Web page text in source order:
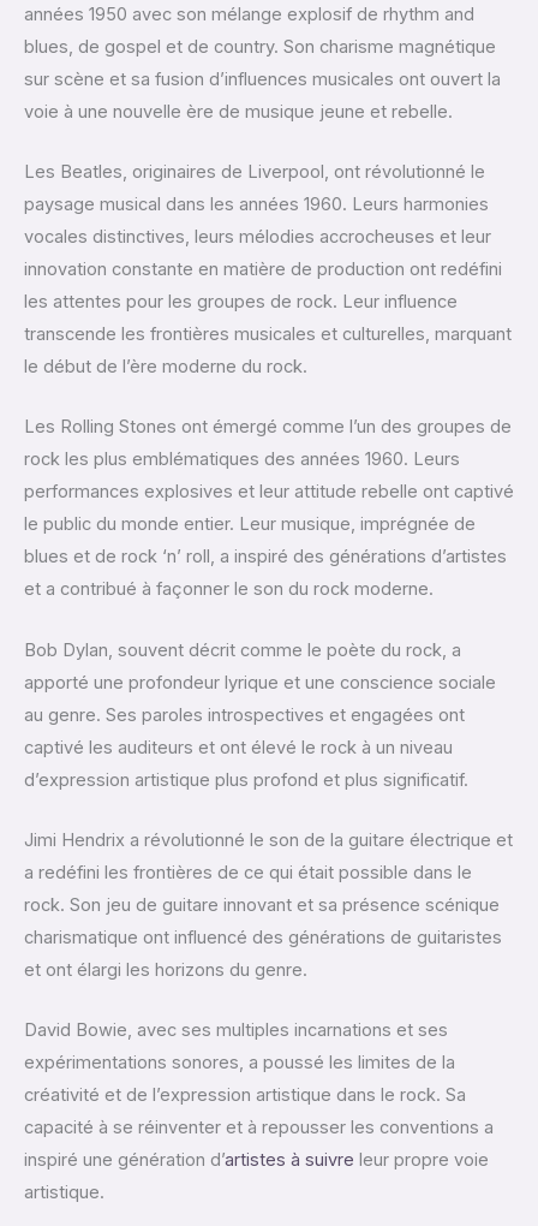
années 1950 avec son mélange explosif de rhythm and
blues, de gospel et de country. Son charisme magnétique
sur scène et sa fusion d’influences musicales ont ouvert la
voie à une nouvelle ère de musique jeune et rebelle.
Les Beatles, originaires de Liverpool, ont révolutionné le
paysage musical dans les années 1960. Leurs harmonies
vocales distinctives, leurs mélodies accrocheuses et leur
innovation constante en matière de production ont redéfini
les attentes pour les groupes de rock. Leur influence
transcende les frontières musicales et culturelles, marquant
le début de l’ère moderne du rock.
Les Rolling Stones ont émergé comme l’un des groupes de
rock les plus emblématiques des années 1960. Leurs
performances explosives et leur attitude rebelle ont captivé
le public du monde entier. Leur musique, imprégnée de
blues et de rock ‘n’ roll, a inspiré des générations d’artistes
et a contribué à façonner le son du rock moderne.
Bob Dylan, souvent décrit comme le poète du rock, a
apporté une profondeur lyrique et une conscience sociale
au genre. Ses paroles introspectives et engagées ont
captivé les auditeurs et ont élevé le rock à un niveau
d’expression artistique plus profond et plus significatif.
Jimi Hendrix a révolutionné le son de la guitare électrique et
a redéfini les frontières de ce qui était possible dans le
rock. Son jeu de guitare innovant et sa présence scénique
charismatique ont influencé des générations de guitaristes
et ont élargi les horizons du genre.
David Bowie, avec ses multiples incarnations et ses
expérimentations sonores, a poussé les limites de la
créativité et de l’expression artistique dans le rock. Sa
capacité à se réinventer et à repousser les conventions a
inspiré une génération d’artistes à suivre leur propre voie
artistique.